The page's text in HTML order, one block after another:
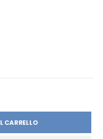
CARRELLO